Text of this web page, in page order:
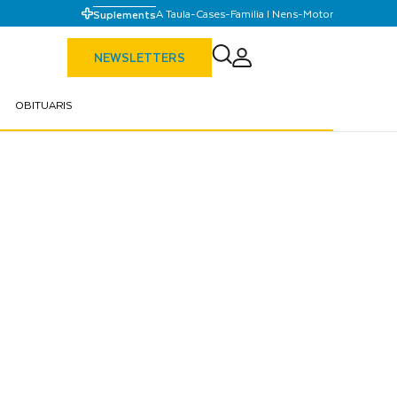
SuplementsA Taula-Cases-Familia I Nens-Motor
NEWSLETTERS
OBITUARIS